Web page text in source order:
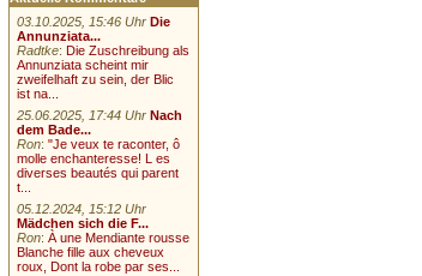
03.10.2025, 15:46 Uhr Die
Annunziata...
Radtke: Die Zuschreibung als
Annunziata scheint mir
zweifelhaft zu sein, der Blic
ist na...
25.06.2025, 17:44 Uhr Nach
dem Bade...
Ron:"Je veux te raconter, ô
molle enchanteresse! L es
diverses beautés qui parent
t...
05.12.2024, 15:12 Uhr
Mädchen sich die F...
Ron:À une Mendiante rousse
Blanche fille aux cheveux
roux, Dont la robe par ses...